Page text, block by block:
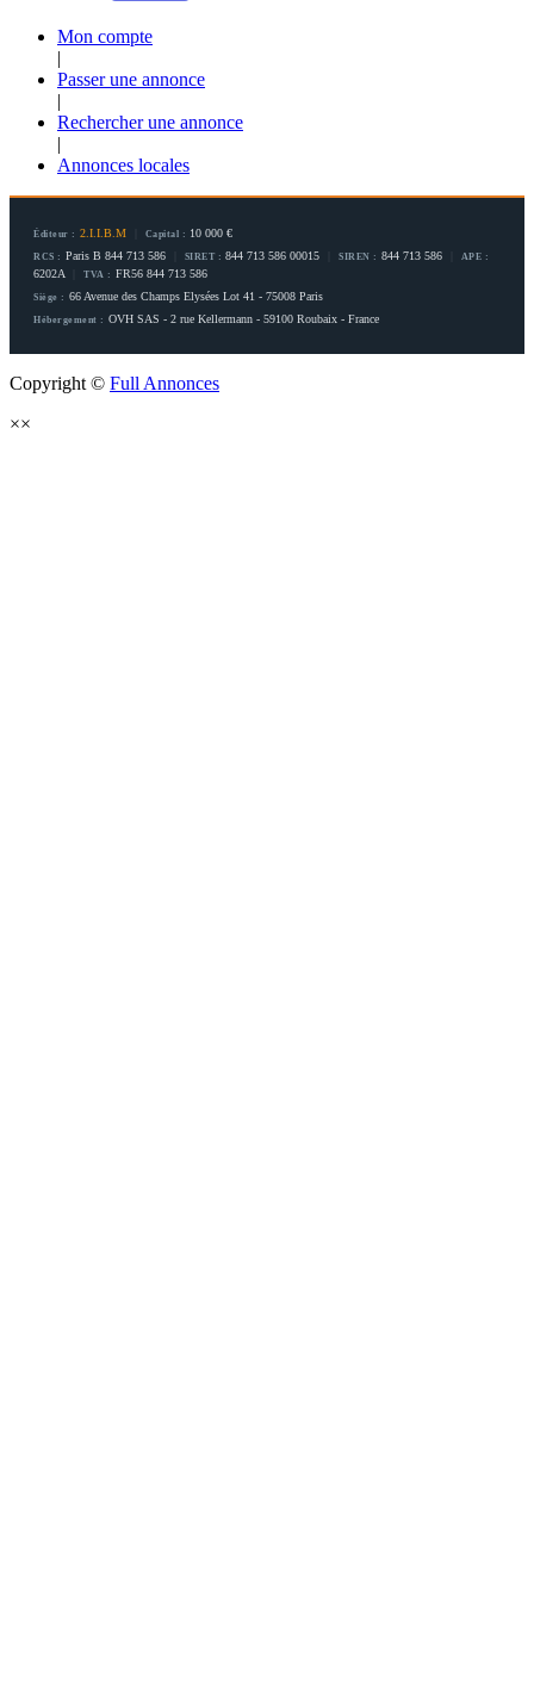
Mon compte
|
Passer une annonce
|
Rechercher une annonce
|
Annonces locales
Éditeur : 2.I.I.B.M Capital : 10 000 €
RCS : Paris B 844 713 586 SIRET : 844 713 586 00015 SIREN : 844 713 586 APE :
6202A TVA : FR56 844 713 586
Siège : 66 Avenue des Champs Elysées Lot 41 - 75008 Paris
Hébergement : OVH SAS - 2 rue Kellermann - 59100 Roubaix - France
Copyright © Full Annonces
××